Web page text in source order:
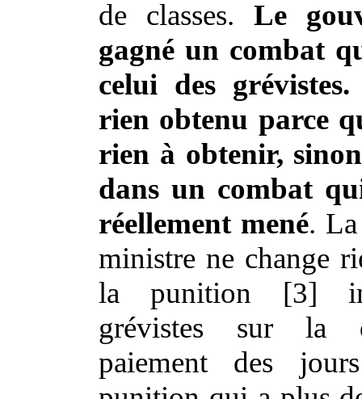
de classes. Le
gagné un combat
celui des
rien obtenu parce
rien à obtenir,
dans un combat
réellement mené.
ministre ne change
la punition [3]
grévistes sur la
paiement des